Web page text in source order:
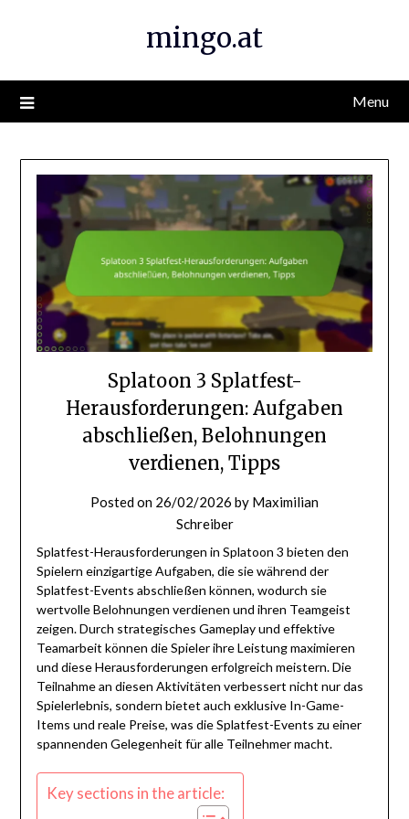
mingo.at
Menu
Splatoon 3 Splatfest-
Herausforderungen: Aufgaben
abschließen, Belohnungen
verdienen, Tipps
Posted on 26/02/2026 by Maximilian
Schreiber
Splatfest-Herausforderungen in Splatoon 3 bieten den
Spielern einzigartige Aufgaben, die sie während der
Splatfest-Events abschließen können, wodurch sie
wertvolle Belohnungen verdienen und ihren Teamgeist
zeigen. Durch strategisches Gameplay und effektive
Teamarbeit können die Spieler ihre Leistung maximieren
und diese Herausforderungen erfolgreich meistern. Die
Teilnahme an diesen Aktivitäten verbessert nicht nur das
Spielerlebnis, sondern bietet auch exklusive In-Game-
Items und reale Preise, was die Splatfest-Events zu einer
spannenden Gelegenheit für alle Teilnehmer macht.
Key sections in the article: